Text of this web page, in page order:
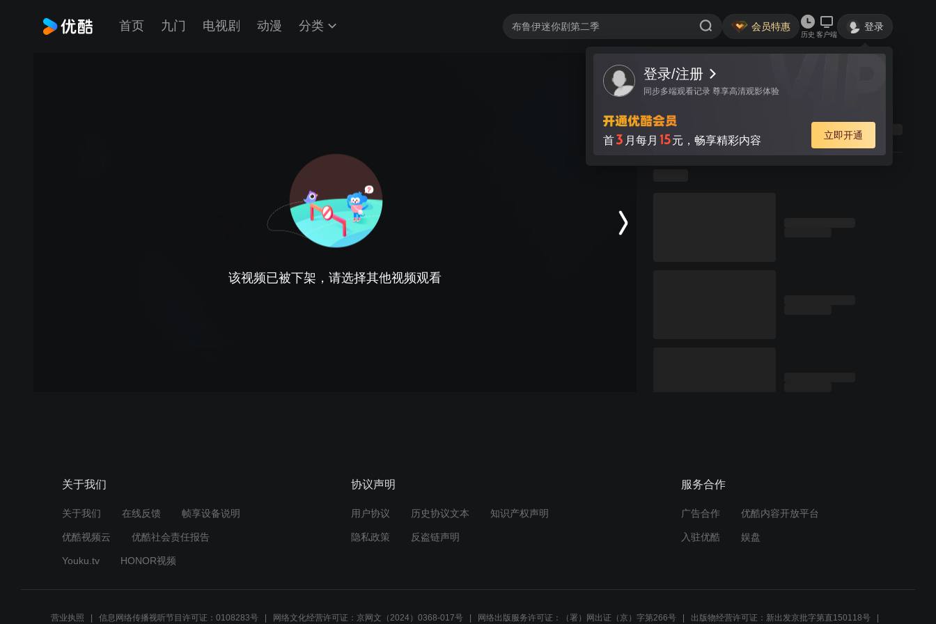
首页 九门 电视剧 动漫 分类 会员特惠
历史 客户端
登录
登录/注册
同步多端观看记录 尊享高清观影体验
首3 月每月 15元，畅享精彩内容 立即开通
该视频已被下架，请选择其他视频观看
关于我们
关于我们 在线反馈 帧享设备说明
优酷视频云 优酷社会责任报告
Youku.tv HONOR视频
协议声明
用户协议 历史协议文本 知识产权声明
隐私政策 反盗链声明
服务合作
广告合作 优酷内容开放平台
入驻优酷 娱盘
营业执照 信息网络传播视听节目许可证：0108283号 网络文化经营许可证：京网文（2024）0368-017号 网络出版服务许可证：（署）网出证（京）字第266号 出版物经营许可证：新出发京批字第直150118号